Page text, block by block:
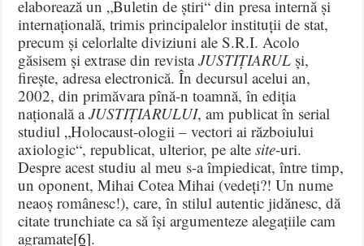
elaborează un „Buletin de știri“ din presa internă și
internațională, trimis principalelor instituții de stat,
precum și celorlalte diviziuni ale S.R.I. Acolo
găsisem și extrase din revistaJUSTIȚIARUL și,
firește, adresa electronică. În decursul acelui an,
2002, din primăvara pînă-n toamnă, în ediția
națională aJUSTIȚIARULUI, am publicat în serial
studiul „Holocaust-ologii – vectori ai războiului
axiologic“, republicat, ulterior, pe altesite-uri.
Despre acest studiu al meu s-a împiedicat, între timp,
un oponent, Mihai Cotea Mihai (vedeți?! Un nume
neaoș românesc!), care, în stilul autentic jidănesc, dă
citate trunchiate ca să își argumenteze alegațiile cam
agramate[6].